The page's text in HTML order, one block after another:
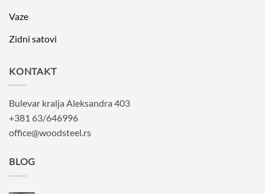
Vaze
Zidni satovi
KONTAKT
Bulevar kralja Aleksandra 403
+381 63/646996
office@woodsteel.rs
BLOG